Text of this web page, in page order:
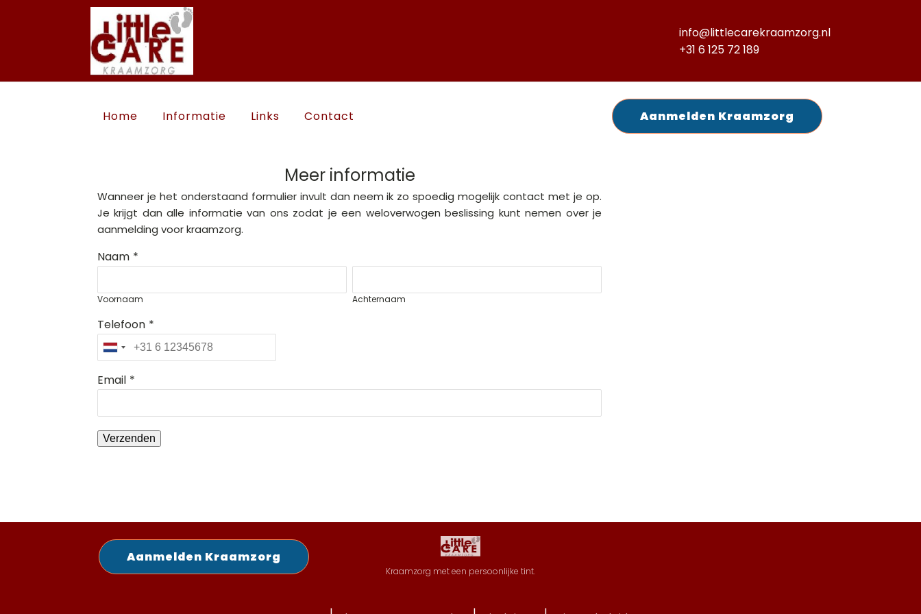
info@littlecarekraamzorg.nl
+31 6 125 72 189
Home Informatie Links Contact Aanmelden Kraamzorg
Meer informatie
Wanneer je het onderstaand formulier invult dan neem ik zo spoedig mogelijk contact met je op.
Je krijgt dan alle informatie van ons zodat je een weloverwogen beslissing kunt nemen over je
aanmelding voor kraamzorg.
Naam *
Voornaam Achternaam
Telefoon *
Email *
Verzenden
Aanmelden Kraamzorg
Kraamzorg met een persoonlijke tint.